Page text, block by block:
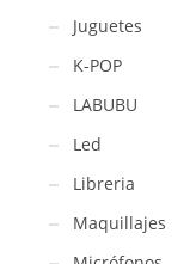
Juguetes
K-POP
LABUBU
Led
Libreria
Maquillajes